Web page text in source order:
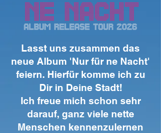
Lasst uns zusammen das
neue Album 'Nur für ne Nacht'
feiern. Hierfür komme ich zu
Dir in Deine Stadt!
Ich freue mich schon sehr
darauf, ganz viele nette
Menschen kennenzulernen